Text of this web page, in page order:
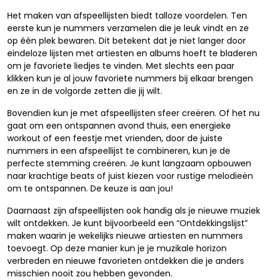
Het maken van afspeellijsten biedt talloze voordelen. Ten
eerste kun je nummers verzamelen die je leuk vindt en ze
op één plek bewaren. Dit betekent dat je niet langer door
eindeloze lijsten met artiesten en albums hoeft te bladeren
om je favoriete liedjes te vinden. Met slechts een paar
klikken kun je al jouw favoriete nummers bij elkaar brengen
en ze in de volgorde zetten die jij wilt.
Bovendien kun je met afspeellijsten sfeer creëren. Of het nu
gaat om een ontspannen avond thuis, een energieke
workout of een feestje met vrienden, door de juiste
nummers in een afspeellijst te combineren, kun je de
perfecte stemming creëren. Je kunt langzaam opbouwen
naar krachtige beats of juist kiezen voor rustige melodieën
om te ontspannen. De keuze is aan jou!
Daarnaast zijn afspeellijsten ook handig als je nieuwe muziek
wilt ontdekken. Je kunt bijvoorbeeld een “Ontdekkingslijst”
maken waarin je wekelijks nieuwe artiesten en nummers
toevoegt. Op deze manier kun je je muzikale horizon
verbreden en nieuwe favorieten ontdekken die je anders
misschien nooit zou hebben gevonden.